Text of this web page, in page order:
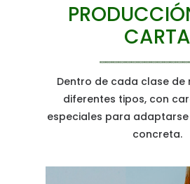
CARTA
Dentro de cada clase de
diferentes tipos, con
especiales para
concreta.